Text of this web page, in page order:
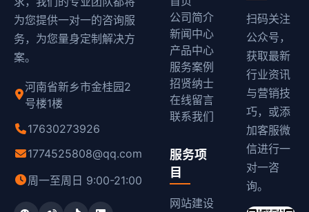
为您提供一对一的咨询服
务，为您量身定制解决方
案。
河南省新乡市金桂园2
号楼1楼
17630273926
1774525808@qq.com
周一至周日 9:00-21:00
公司简介
新闻中心
产品中心
服务案例
招贤纳士
在线留言
联系我们
服务项
目
网站建设
扫码关注
公众号，
获取最新
行业资讯
与营销技
巧，或添
加客服微
信进行一
对一咨
询。